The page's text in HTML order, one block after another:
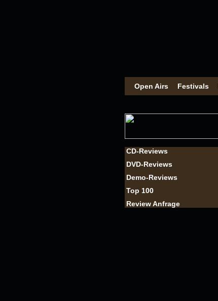
Open Airs Festivals
CD-Reviews
DVD-Reviews
Demo-Reviews
Top 100
Review Anfrage